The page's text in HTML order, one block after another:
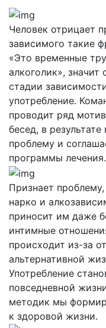
Человек отрицает
зависимого такие
«Это временные
алкоголик»,
стадии
употребление.
проводит ряд
бесед, в
проблему и
программы лечения.
Признает
нарко и
приносит им даже
интимные
происходит из-за
альтернативной
Употребление
повседневной
методик мы
к здоровой жизни.